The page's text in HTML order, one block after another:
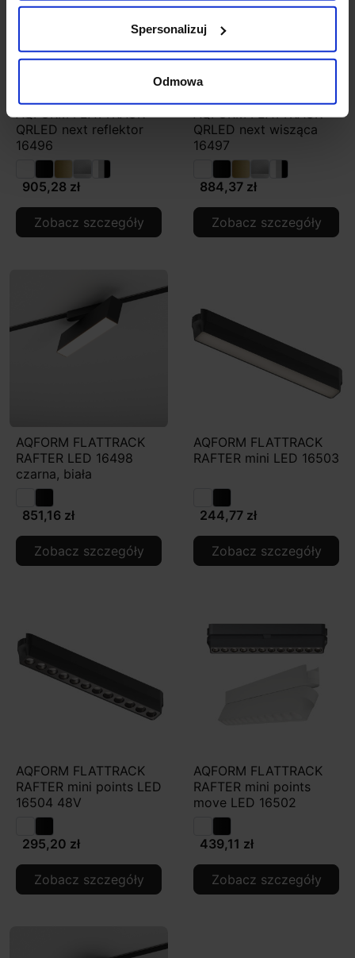
Spersonalizuj
Odmowa
AQFORM FLATTRACK
QRLED next reflektor
16496
905,28 zł
Zobacz szczegóły
AQFORM FLATTRACK
QRLED next wisząca
16497
884,37 zł
Zobacz szczegóły
AQFORM FLATTRACK
RAFTER LED 16498
czarna, biała
851,16 zł
Zobacz szczegóły
AQFORM FLATTRACK
RAFTER mini LED 16503
244,77 zł
Zobacz szczegóły
AQFORM FLATTRACK
RAFTER mini points LED
16504 48V
295,20 zł
Zobacz szczegóły
AQFORM FLATTRACK
RAFTER mini points
move LED 16502
439,11 zł
Zobacz szczegóły